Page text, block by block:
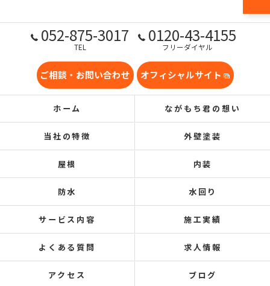
052-875-3017
TEL
0120-43-4155
フリーダイヤル
ご相談・お問い合わせ オフィシャルサイト
ホーム ながもち君の想い
当社の特徴 外壁塗装
屋根 内装
防水 水回り
サービス内容 施工実績
よくある質問 求人情報
アクセス ブログ